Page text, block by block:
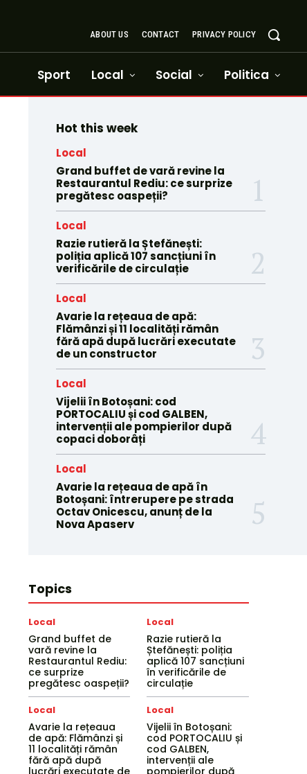
ABOUT US CONTACT PRIVACY POLICY
Sport Local Social Politica
Hot this week
Local
Grand buffet de vară revine la
Restaurantul Rediu: ce surprize
pregătesc oaspeții?
Local
Razie rutieră la Ștefănești:
poliția aplică 107 sancțiuni în
verificările de circulație
Local
Avarie la rețeaua de apă:
Flămânzi și 11 localități rămân
fără apă după lucrări executate
de un constructor
Local
Vijelii în Botoșani: cod
PORTOCALIU și cod GALBEN,
intervenții ale pompierilor după
copaci doborâți
Local
Avarie la rețeaua de apă în
Botoșani: întrerupere pe strada
Octav Onicescu, anunț de la
Nova Apaserv
Topics
Local
Grand buffet de
vară revine la
Restaurantul Rediu:
ce surprize
pregătesc oaspeții?
Local
Razie rutieră la
Ștefănești: poliția
aplică 107 sancțiuni
în verificările de
circulație
Local
Avarie la rețeaua
de apă: Flămânzi și
11 localități rămân
fără apă după
lucrări executate de
Local
Vijelii în Botoșani:
cod PORTOCALIU și
cod GALBEN,
intervenții ale
pompierilor după